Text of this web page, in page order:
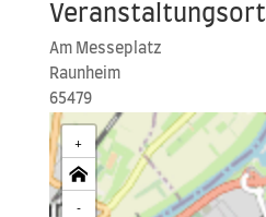
Veranstaltungsort
Am Mes­se­platz
Raun­heim
65479
+
-